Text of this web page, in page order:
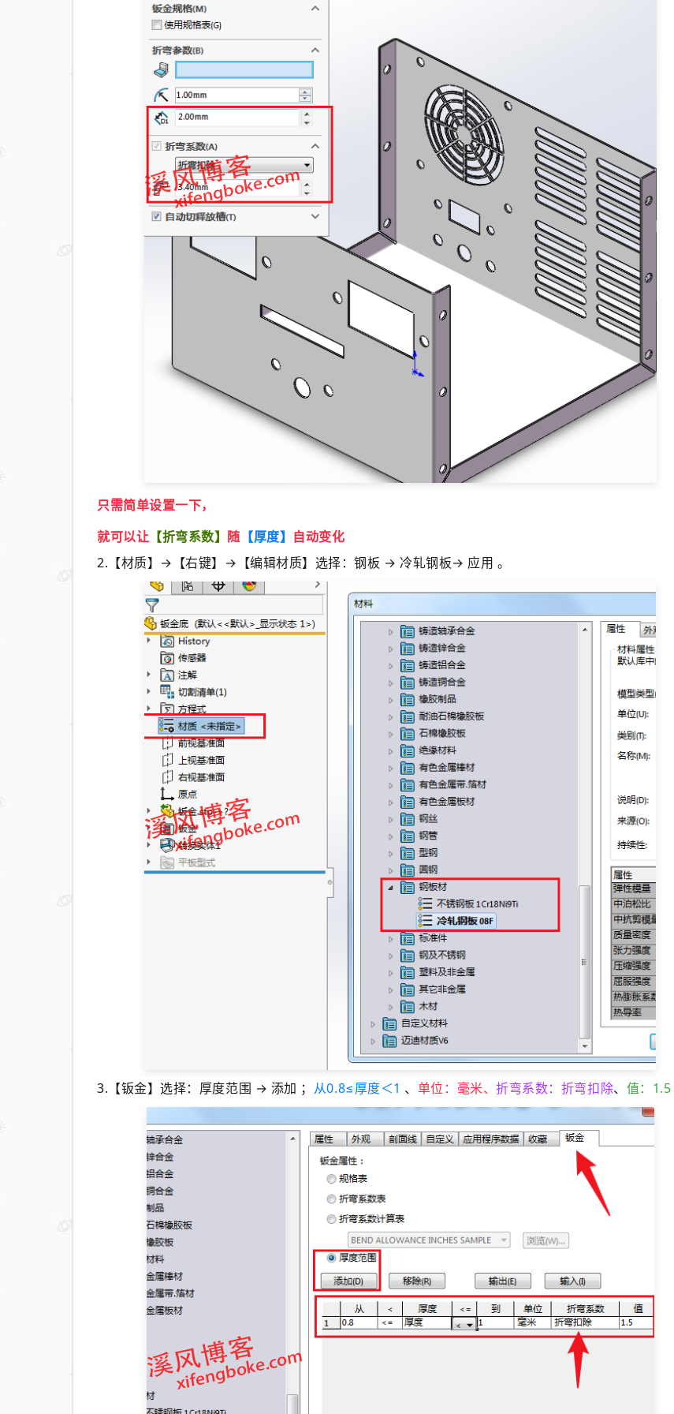
只需简单设置一下，
就可以让 【折弯系数】 随 【厚度】 自动变化
2.【材质】→【右键】→【编辑材质】选择：钢板 → 冷轧钢板→ 应用 。
3.【钣金】选择：厚度范围 → 添加 ； 从0.8≤厚度＜1 、 单位：毫米、折弯系数：折弯扣除、 值：1.5